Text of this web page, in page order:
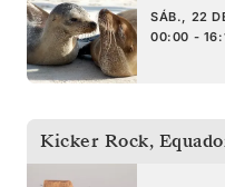
SÁB., 22
00:00 -
Kicker Rock,